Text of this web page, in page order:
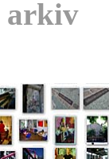
arkiv